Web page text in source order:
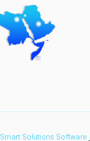
Smart Solutions Software